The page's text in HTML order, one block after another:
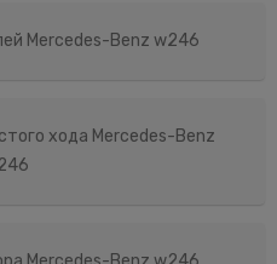
Mercedes-Benz w246
хода Mercedes-Benz